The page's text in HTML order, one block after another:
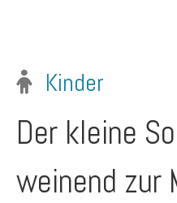
Kinder
Der kleine
weinend zur